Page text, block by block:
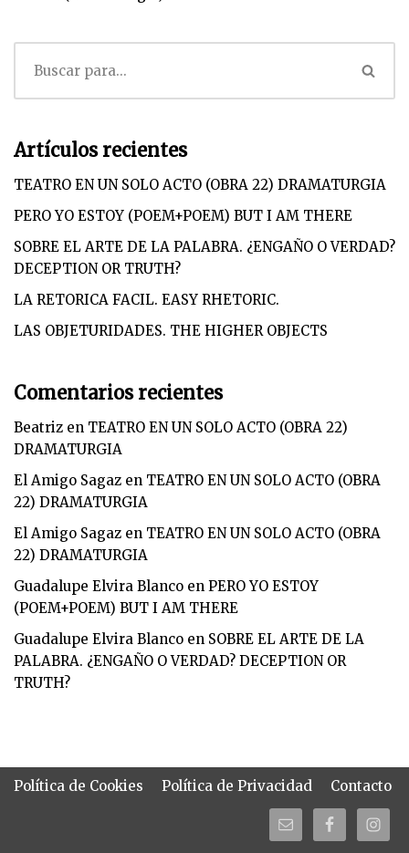
Artículos recientes
TEATRO EN UN SOLO ACTO (OBRA 22) DRAMATURGIA
PERO YO ESTOY (POEM+POEM) BUT I AM THERE
SOBRE EL ARTE DE LA PALABRA. ¿ENGAÑO O VERDAD?
DECEPTION OR TRUTH?
LA RETORICA FACIL. EASY RHETORIC.
LAS OBJETURIDADES. THE HIGHER OBJECTS
Comentarios recientes
Beatriz en TEATRO EN UN SOLO ACTO (OBRA 22)
DRAMATURGIA
El Amigo Sagaz en TEATRO EN UN SOLO ACTO (OBRA
22) DRAMATURGIA
El Amigo Sagaz en TEATRO EN UN SOLO ACTO (OBRA
22) DRAMATURGIA
Guadalupe Elvira Blanco en PERO YO ESTOY
(POEM+POEM) BUT I AM THERE
Guadalupe Elvira Blanco en SOBRE EL ARTE DE LA
PALABRA. ¿ENGAÑO O VERDAD? DECEPTION OR
TRUTH?
Política de Cookies Política de Privacidad Contacto